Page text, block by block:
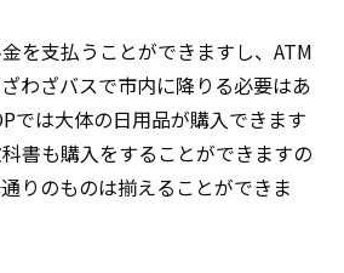
を支払うことができますし、ATM
わざバスで市内に降りる必要はあ
では大体の日用品が購入できます
書も購入をすることができますの
りのものは揃えることができま